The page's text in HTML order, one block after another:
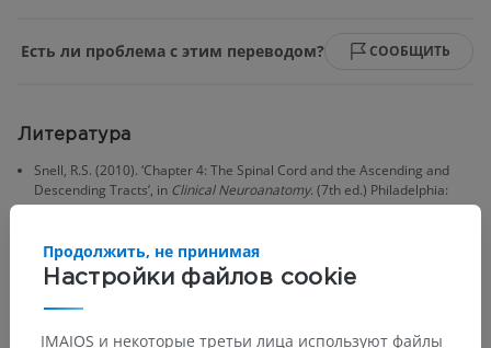
Есть ли проблема с этим переводом? СООБЩИТЬ
Литература
Snell, R.S. (2010). ‘Chapter 4: The Spinal Cord and the Ascending and
Descending Tracts’, in Clinical Neuroanatomy. (7th ed.) Philadelphia:
Wolters Kluwer Health/Lippincott Williams & Wilkins, pp. 152.
Настройки файлов cookie
Продолжить, не принимая
IMAIOS и некоторые третьи лица используют файлы